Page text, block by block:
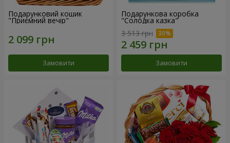
Подарунковий кошик
"Приємний вечір"
Замовити
Подарункова коробка
"Солодка казка"
3 513 грн
Замовити